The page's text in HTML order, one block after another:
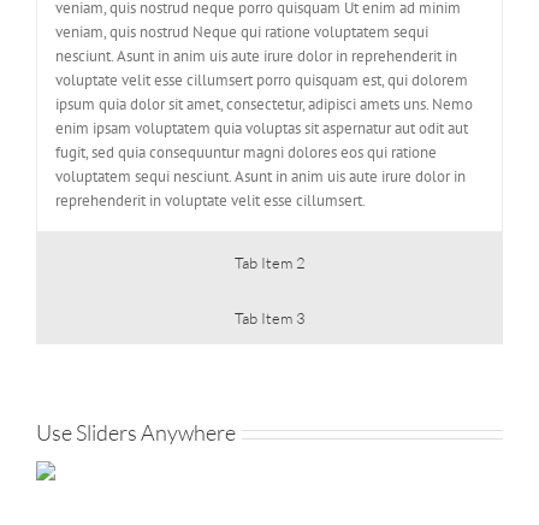
veniam, quis nostrud neque porro quisquam Ut enim ad minim
veniam, quis nostrud Neque qui ratione voluptatem sequi
nesciunt. Asunt in anim uis aute irure dolor in reprehenderit in
voluptate velit esse cillumsert porro quisquam est, qui dolorem
ipsum quia dolor sit amet, consectetur, adipisci amets uns. Nemo
enim ipsam voluptatem quia voluptas sit aspernatur aut odit aut
fugit, sed quia consequuntur magni dolores eos qui ratione
voluptatem sequi nesciunt. Asunt in anim uis aute irure dolor in
reprehenderit in voluptate velit esse cillumsert.
Tab Item 2
Tab Item 3
Use Sliders Anywhere